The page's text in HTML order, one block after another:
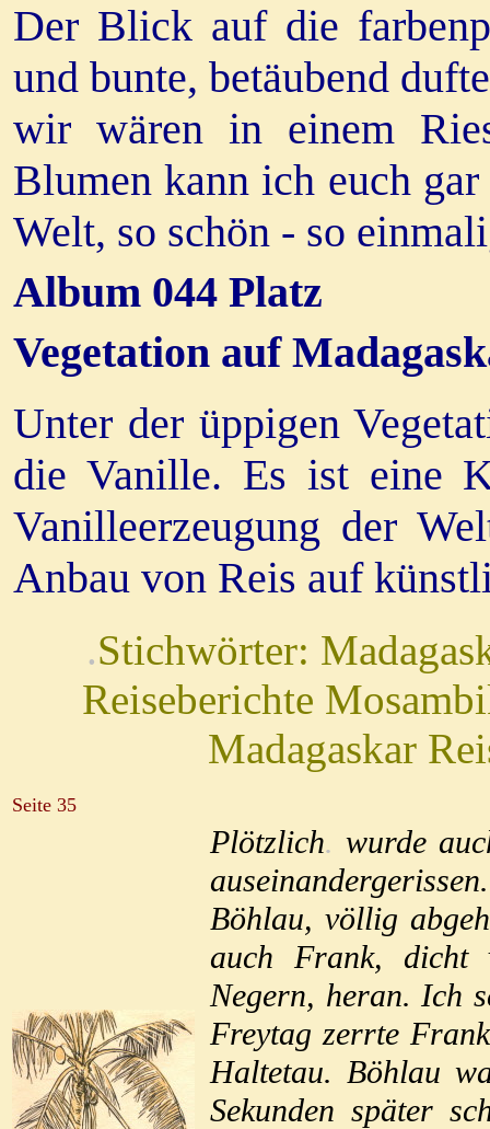
Der Blick auf die
und bunte, betäubend
wir wären in einem
Blumen kann ich euch
Welt, so schön - so
Album 044 Platz
Vegetation auf
Unter der üppigen
die Vanille. Es ist eine
Vanilleerzeugung der
Anbau von Reis auf
.Stichwörter:
Reiseberichte
Madagaskar
Seite 35
Plötzlich. wurde
Böhlau, völlig
auch Frank, dicht
Negern, heran. Ich
Freytag zerrte
Haltetau. Böhlau
Sekunden später